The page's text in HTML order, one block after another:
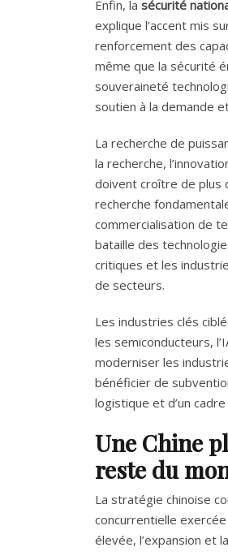
Enfin, la sécurité
explique l’accent mis
renforcement des
même que la sécurité
souveraineté
soutien à la demande
La recherche de
la recherche,
doivent croître de plus
recherche
commercialisation de
bataille des
critiques et les
de secteurs.
Les industries clés
les semiconducteurs,
moderniser les
bénéficier de
logistique et d’un
Une Chine
reste du
La stratégie chinoise
concurrentielle
élevée, l’expansion et